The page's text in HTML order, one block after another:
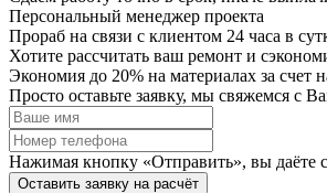
Персональный менеджер проекта
Прораб на связи с клиентом 24 часа в
Хотите рассчитать ваш ремонт и
Экономия до 20% на материалах за счет
Просто оставьте заявку, мы свяжемся с
Нажимая кнопку «Отправить», вы даёте
Оставить заявку на расчёт